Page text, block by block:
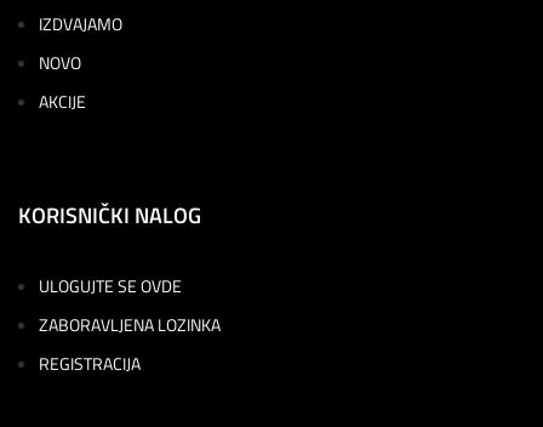
IZDVAJAMO
NOVO
AKCIJE
KORISNIČKI NALOG
ULOGUJTE SE OVDE
ZABORAVLJENA LOZINKA
REGISTRACIJA